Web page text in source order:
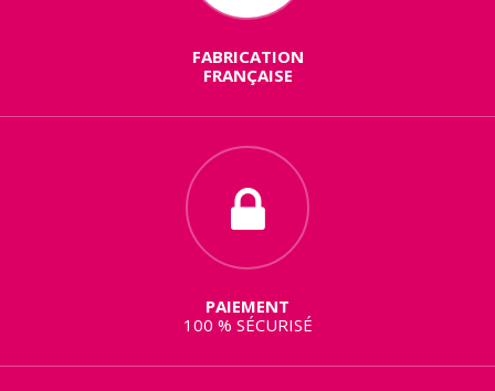
FABRICATION
FRANÇAISE
PAIEMENT
100 % SÉCURISÉ